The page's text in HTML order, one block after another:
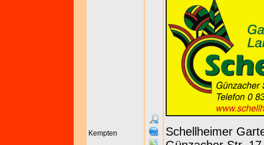
Kempten
Schellheimer